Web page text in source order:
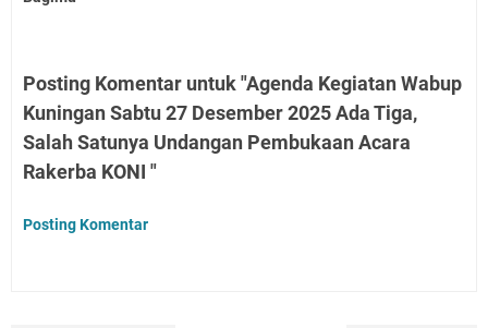
Posting Komentar untuk "Agenda Kegiatan Wabup
Kuningan Sabtu 27 Desember 2025 Ada Tiga,
Salah Satunya Undangan Pembukaan Acara
Rakerba KONI "
Posting Komentar